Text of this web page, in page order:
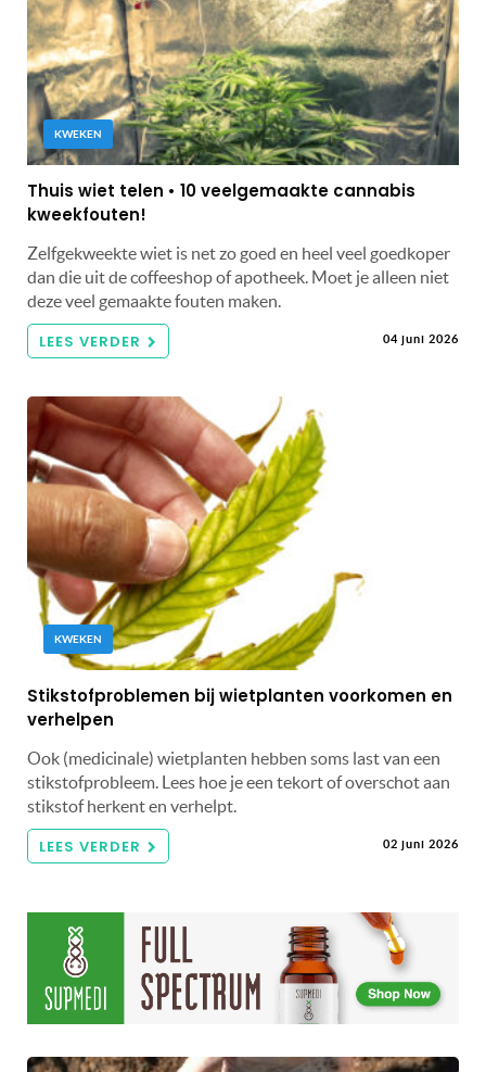
KWEKEN
Thuis wiet telen • 10 veelgemaakte cannabis
kweekfouten!
Zelfgekweekte wiet is net zo goed en heel veel goedkoper
dan die uit de coffeeshop of apotheek. Moet je alleen niet
deze veel gemaakte fouten maken.
LEES VERDER 04 juni 2026
KWEKEN
Stikstofproblemen bij wietplanten voorkomen en
verhelpen
Ook (medicinale) wietplanten hebben soms last van een
stikstofprobleem. Lees hoe je een tekort of overschot aan
stikstof herkent en verhelpt.
LEES VERDER 02 juni 2026